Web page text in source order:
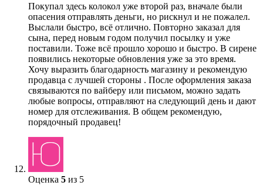
Покупал здесь колокол уже второй раз, вначале были
опасения отправлять деньги, но рискнул и не пожалел.
Выслали быстро, всё отлично. Повторно заказал для
сына, перед новым годом получил посылку и уже
поставили. Тоже всё прошло хорошо и быстро. В сирене
появились некоторые обновления уже за это время.
Хочу выразить благодарность магазину и рекомендую
продавца с лучшей стороны . После оформления заказа
связываются по вайберу или письмом, можно задать
любые вопросы, отправляют на следующий день и дают
номер для отслеживания. В общем рекомендую,
порядочный продавец!
Оценка 5 из 5